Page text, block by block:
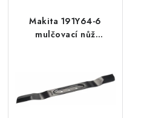
Makita 191Y64-6
mulčovací nůž